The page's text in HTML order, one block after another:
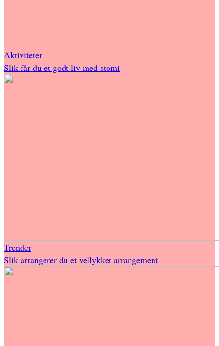
Aktiviteter
Slik får du et godt liv med stomi
Trender
Slik arrangerer du et vellykket arrangement